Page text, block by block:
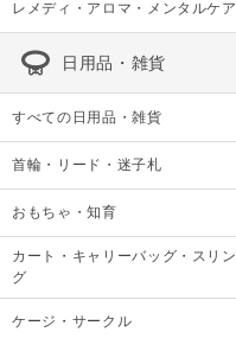
レメディ・アロマ・メンタルケア
日用品・雑貨
すべての日用品・雑貨
首輪・リード・迷子札
おもちゃ・知育
カート・キャリーバッグ・スリン
グ
ケージ・サークル